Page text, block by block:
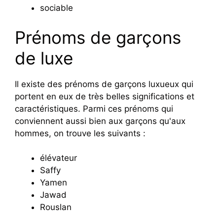
sociable
Prénoms de garçons
de luxe
Il existe des prénoms de garçons luxueux qui
portent en eux de très belles significations et
caractéristiques. Parmi ces prénoms qui
conviennent aussi bien aux garçons qu'aux
hommes, on trouve les suivants :
élévateur
Saffy
Yamen
Jawad
Rouslan